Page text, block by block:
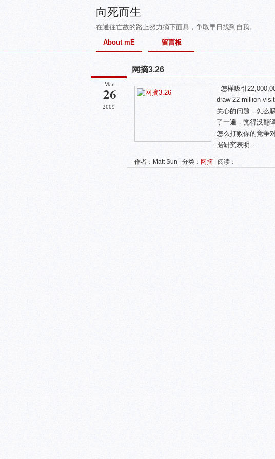
向死而生
在通往亡故的路上努力摘下面具，争取早日找到自我。
About mE 留言板
Mar
26
2009
网摘3.26
怎样吸引
draw-22-million-
关心的问题，怎么
了一遍，觉得没翻
怎么打败你的竞争
据研究表明...
作者：Matt Sun | 分类： 网摘 | 阅读：